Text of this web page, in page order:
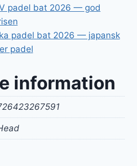
padel bat 2026 — god
padel bat 2026 — japansk
padel
information